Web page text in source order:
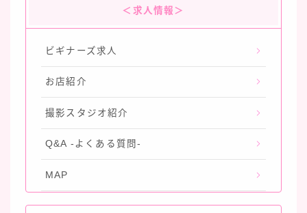
＜求人情報＞
ビギナーズ求人
お店紹介
撮影スタジオ紹介
Q&A -よくある質問-
MAP